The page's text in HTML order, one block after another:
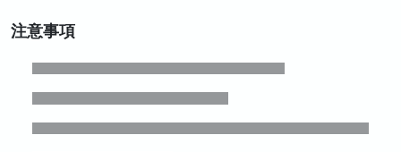
注意事項